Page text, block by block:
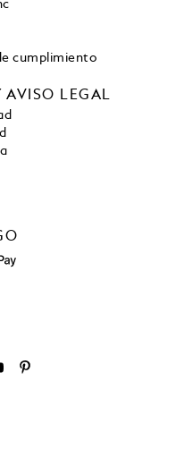
cumplimiento
AVISO LEGAL